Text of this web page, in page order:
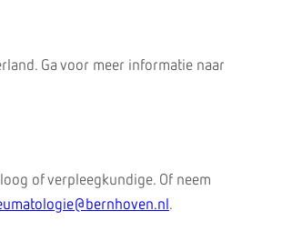
Ga voor meer informatie naar
of verpleegkundige. Of neem
.